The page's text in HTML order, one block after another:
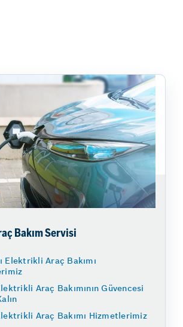
Bakım Servisi
Elektrikli Araç Bakımı
Araç Bakımının Güvencesi
Araç Bakımı Hizmetlerimiz